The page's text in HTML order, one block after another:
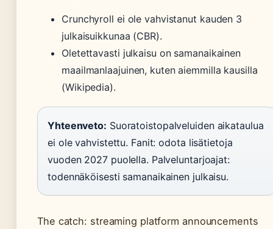
Crunchyroll ei ole vahvistanut kauden 3
julkaisuikkunaa (CBR).
Oletettavasti julkaisu on samanaikainen
maailmanlaajuinen, kuten aiemmilla kausilla
(Wikipedia).
Yhteenveto: Suoratoistopalveluiden aikataulua
ei ole vahvistettu. Fanit: odota lisätietoja
vuoden 2027 puolella. Palveluntarjoajat:
todennäköisesti samanaikainen julkaisu.
The catch: streaming platform announcements